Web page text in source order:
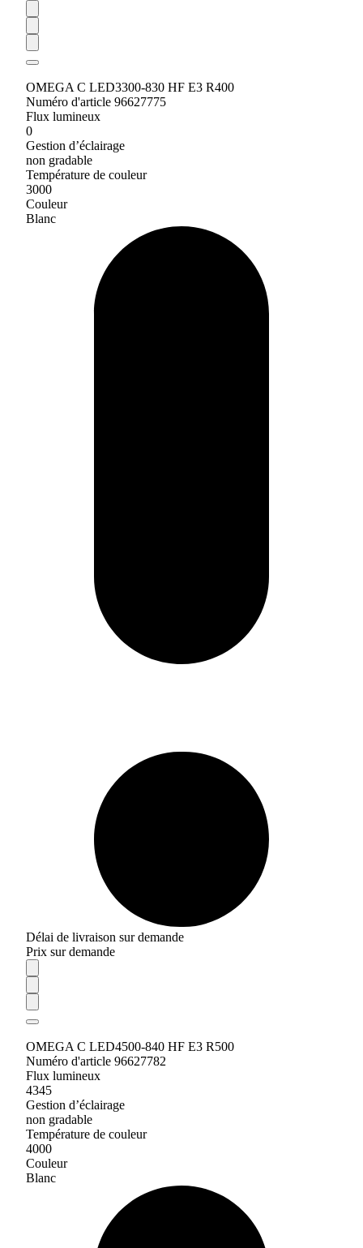
OMEGA C LED3300-830 HF E3 R400
Numéro d'article 96627775
Flux lumineux
0
Gestion d’éclairage
non gradable
Température de couleur
3000
Couleur
Blanc
Délai de livraison sur demande
Prix sur demande
OMEGA C LED4500-840 HF E3 R500
Numéro d'article 96627782
Flux lumineux
4345
Gestion d’éclairage
non gradable
Température de couleur
4000
Couleur
Blanc